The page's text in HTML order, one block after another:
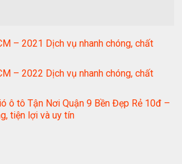
– 2021 Dịch vụ nhanh chóng, chất
– 2022 Dịch vụ nhanh chóng, chất
ô tô Tận Nơi Quận 9 Bền Đẹp Rẻ 10đ –
tiện lợi và uy tín